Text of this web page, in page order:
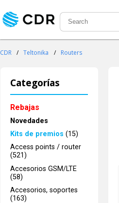
CDR / Teltonika / Routers
Categorías
Rebajas
Novedades
Kits de premios (15)
Access points / router
(521)
Accesorios GSM/LTE
(58)
Accesorios, soportes
(163)